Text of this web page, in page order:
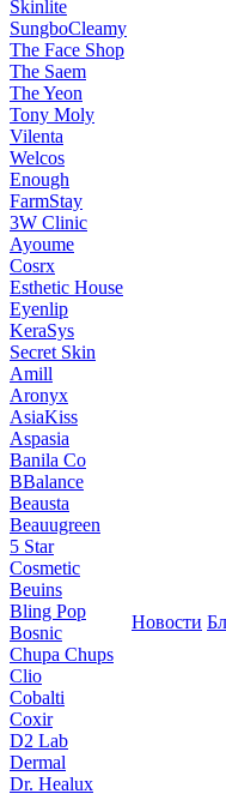
Skinlite
SungboCleamy
The Face Shop
The Saem
The Yeon
Tony Moly
Vilenta
Welcos
Enough
FarmStay
3W Clinic
Ayoume
Cosrx
Esthetic House
Eyenlip
KeraSys
Secret Skin
Amill
Aronyx
AsiaKiss
Aspasia
Banila Co
BBalance
Beausta
Beauugreen
5 Star
Cosmetic
Beuins
Bling Pop
Bosnic
Chupa Chups
Clio
Cobalti
Coxir
D2 Lab
Dermal
Dr. Healux
Новости